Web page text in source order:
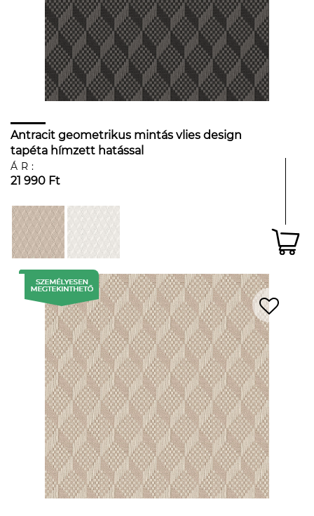
Antracit geometrikus mintás vlies design
tapéta hímzett hatással
ÁR:
21 990 Ft